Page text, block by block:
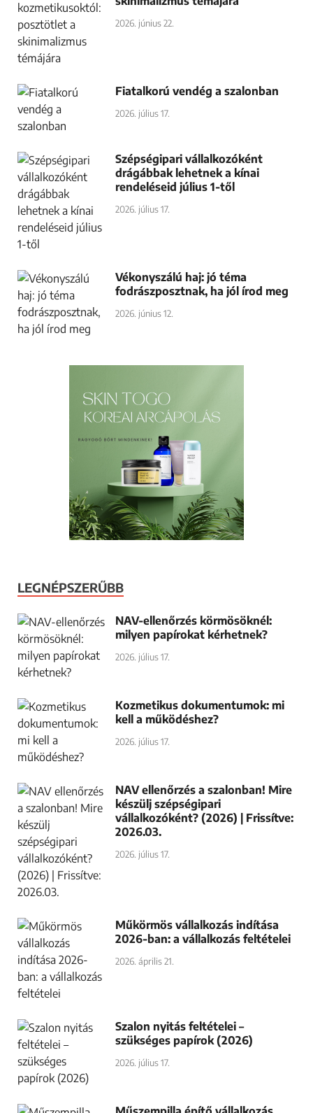
2026. június 22.
Fiatalkorú vendég a szalonban
2026. július 17.
Szépségipari vállalkozóként
drágábbak lehetnek a kínai
rendeléseid július 1-től
2026. július 17.
Vékonyszálú haj: jó téma
fodrászposztnak, ha jól írod meg
2026. június 12.
LEGNÉPSZERŰBB
NAV-ellenőrzés körmösöknél:
milyen papírokat kérhetnek?
2026. július 17.
Kozmetikus dokumentumok: mi
kell a működéshez?
2026. július 17.
NAV ellenőrzés a szalonban! Mire
készülj szépségipari
vállalkozóként? (2026) | Frissítve:
2026.03.
2026. július 17.
Műkörmös vállalkozás indítása
2026-ban: a vállalkozás feltételei
2026. április 21.
Szalon nyitás feltételei –
szükséges papírok (2026)
2026. július 17.